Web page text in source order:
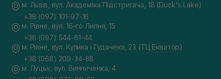
м. Львів, вул. Академіка Підстригача, 1В (Duck's Lake)
+38 (097) 101-97-16
м. Рівне, вул. 16-го Липня, 15
+38 (097) 544-61-44
м. Рівне, вул. Кулика і Гудачека, 23 (ТЦ Екватор)
+38 (068) 209-34-88
м. Луцьк, вул. Винниченка, 4